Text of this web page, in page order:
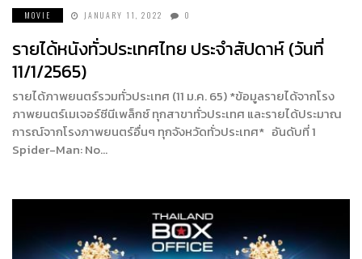
MOVIE JANUARY 11, 2022 0
รายได้หนังทั่วประเทศไทย ประจำสัปดาห์ (วันที่
11/1/2565)
รายได้ภาพยนตร์รวมทั่วประเทศ (11 ม.ค. 65) *ข้อมูลรายได้จากโรง
ภาพยนตร์เมเจอร์ซีนีเพล็กซ์ ทุกสาขาทั่วประเทศ และรายได้ประมาณ
การณ์จากโรงภาพยนตร์อื่นๆ ทุกจังหวัดทั่วประเทศ* อันดับที่ 1
Spider-Man: No…